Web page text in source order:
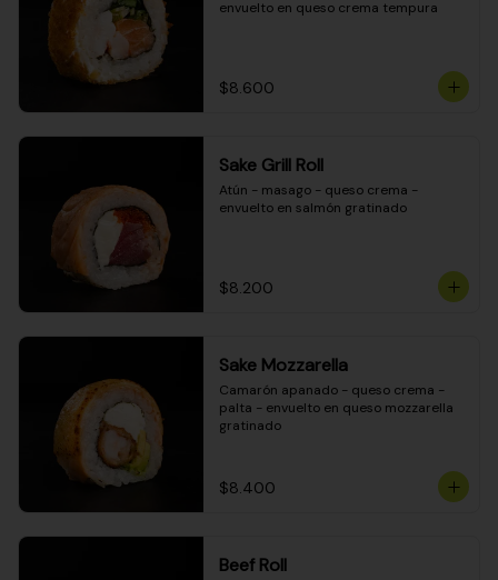
envuelto en queso crema tempura
$8.600
Sake Grill Roll
Atún - masago - queso crema -
envuelto en salmón gratinado
$8.200
Sake Mozzarella
Camarón apanado - queso crema -
palta - envuelto en queso mozzarella
gratinado
$8.400
Beef Roll